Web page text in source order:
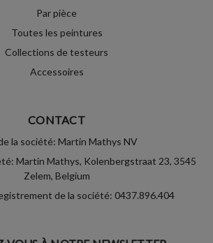
Par pièce
Toutes les peintures
Collections de testeurs
Accessoires
CONTACT
la société: Martin Mathys NV
Martin Mathys, Kolenbergstraat 23, 3545
Zelem, Belgium
de la société: 0437.896.404